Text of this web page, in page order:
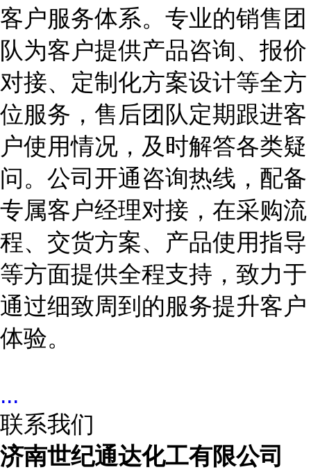
客户服务体系。专业的销售团
队为客户提供产品咨询、报价
对接、定制化方案设计等全方
位服务，售后团队定期跟进客
户使用情况，及时解答各类疑
问。公司开通咨询热线，配备
专属客户经理对接，在采购流
程、交货方案、产品使用指导
等方面提供全程支持，致力于
通过细致周到的服务提升客户
体验。
...
联系我们
济南世纪通达化工有限公司